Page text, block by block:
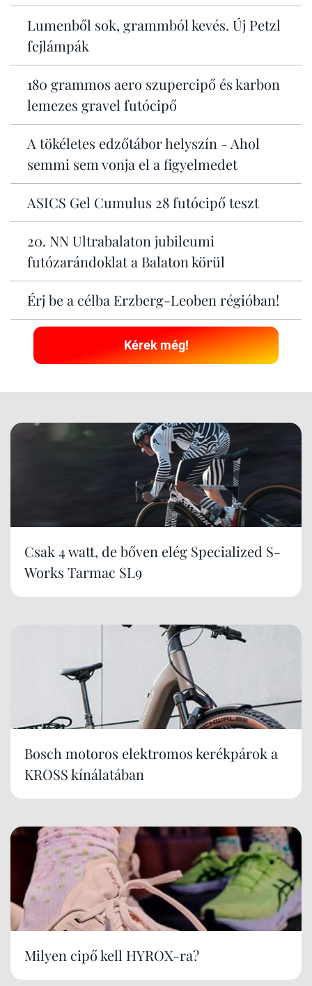
Lumenből sok, grammból kevés. Új Petzl
fejlámpák
180 grammos aero szupercipő és karbon
lemezes gravel futócipő
A tökéletes edzőtábor helyszín - Ahol
semmi sem vonja el a figyelmedet
ASICS Gel Cumulus 28 futócipő teszt
20. NN Ultrabalaton jubileumi
futózarándoklat a Balaton körül
Érj be a célba Erzberg-Leoben régióban!
Kérek még!
Csak 4 watt, de bőven elég Specialized S-
Works Tarmac SL9
Bosch motoros elektromos kerékpárok a
KROSS kínálatában
Milyen cipő kell HYROX-ra?